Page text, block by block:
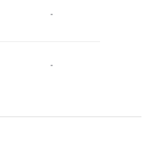
-
-